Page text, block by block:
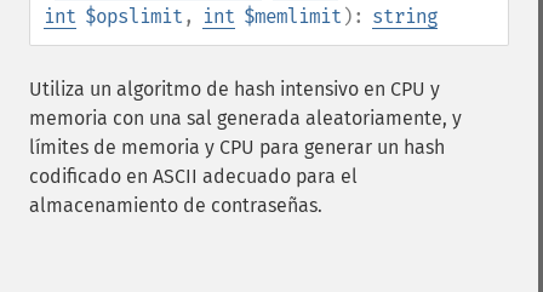
int $opslimit , int $memlimit ): string
Utiliza un algoritmo de hash intensivo en CPU y
memoria con una sal generada aleatoriamente, y
límites de memoria y CPU para generar un hash
codificado en ASCII adecuado para el
almacenamiento de contraseñas.